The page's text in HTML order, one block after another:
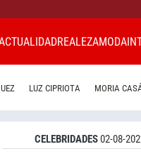
REALEZAMODA
LUZ CIPRIOTA MORIA
CELEBRIDADES02-08-